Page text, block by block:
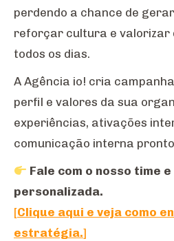
perdendo a chance de
reforçar cultura e valorizar
todos os dias.
A Agência io! cria
perfil e valores da sua
experiências, ativações
comunicação interna
Fale com o nosso time
personalizada.
[Clique aqui e veja como
estratégia.]